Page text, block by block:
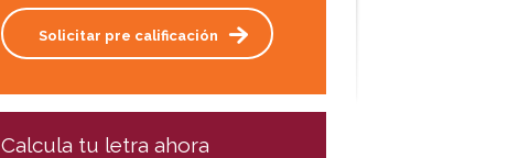
Solicitar pre calificación
Calcula tu letra ahora